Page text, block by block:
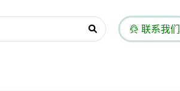
联系我们